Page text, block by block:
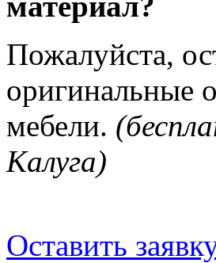
Пожалуйста,
оригинальные
мебели.
Калуга)
Оставить